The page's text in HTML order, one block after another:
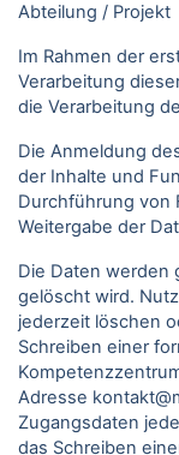
Abteilung / Projekt
Im Rahmen der
Verarbeitung
die Verarbeitung
Die Anmeldung
der Inhalte und
Durchführung von
Weitergabe der
Die Daten werden
gelöscht wird.
jederzeit löschen
Schreiben einer
Adresse
Zugangsdaten
das Schreiben